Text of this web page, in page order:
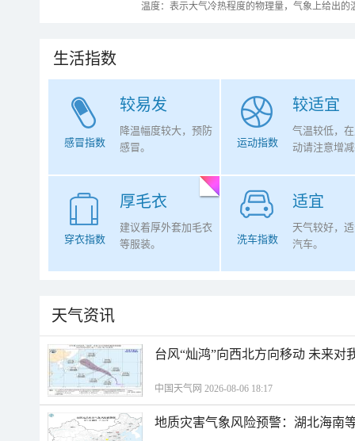
温度：表示大气冷热程度的物理量，气象上给出
生活指数
较易发
感冒指数
降温幅度较大，预防
感冒。
较适宜
运动指数
气温较低，
动请注意增
厚毛衣
穿衣指数
建议着厚外套加毛衣
等服装。
适宜
洗车指数
天气较好，
汽车。
天气资讯
台风“灿鸿”向西北方向移动 未来对
中国天气网 2026-08-06 18:17
地质灾害气象风险预警：湖北海南